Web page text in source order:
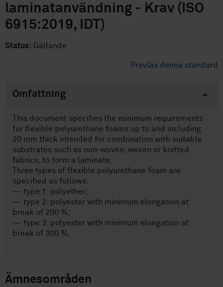
laminatanvändning - Krav (ISO
6915:2019, IDT)
Status: Gällande
Provläs denna standard
Omfattning
This document specifies the minimum requirements
for flexible polyurethane foams up to and including
20 mm thick intended for combination with suitable
substrates such as non-woven, woven or knitted
fabrics, to form a laminate.
Three types of flexible polyurethane foam are
specified as follows:
— type 1: polyether;
— type 2: polyester with minimum elongation at
break of 200 %;
— type 3: polyester with minimum elongation at
break of 300 %.
Ämnesområden